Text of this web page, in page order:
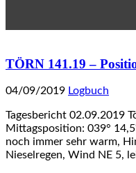
TÖRN 141.19 –
04/09/2019 Logbuch
Tagesbericht 02.09.2019
Mittagsposition: 039°
noch immer sehr warm,
Nieselregen, Wind NE 5,